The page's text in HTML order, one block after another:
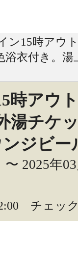
ン15時アウ
衣付き。
時アウ
湯チケ
ジビー
2025年
チェッ